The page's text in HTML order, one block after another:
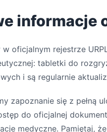
informacje
oficjalnym rejestrze
tabletki do
i są regularnie
zapoznanie się z pełną
do oficjalnej
medyczne. Pamiętaj,